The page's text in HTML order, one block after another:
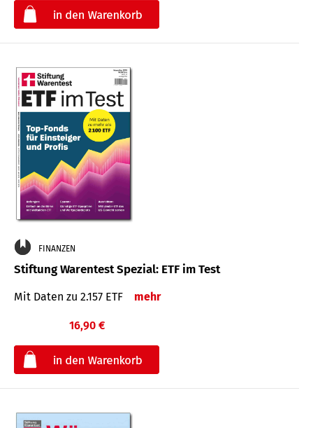
FINANZEN
Stiftung Warentest Spezial: ETF im Test
Mit Daten zu 2.157 ETF mehr
16,90 €